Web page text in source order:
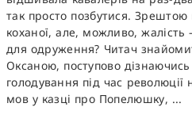
так просто позбутися. Зрештою
коханої, але, можливо,
для одруження? Читач
Оксаною, поступово дізнаючись
голодування під час революції
мов у казці про Попелюшку, ...